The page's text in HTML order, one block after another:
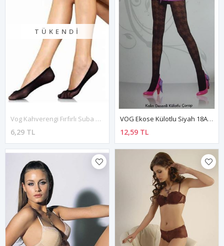
TÜKENDI
Vog Kahverengi Fırfırlı Suba 500-Suba
6,29 TL
VOG Ekose Külotlu Siyah 18A-723Siyah
12,59 TL